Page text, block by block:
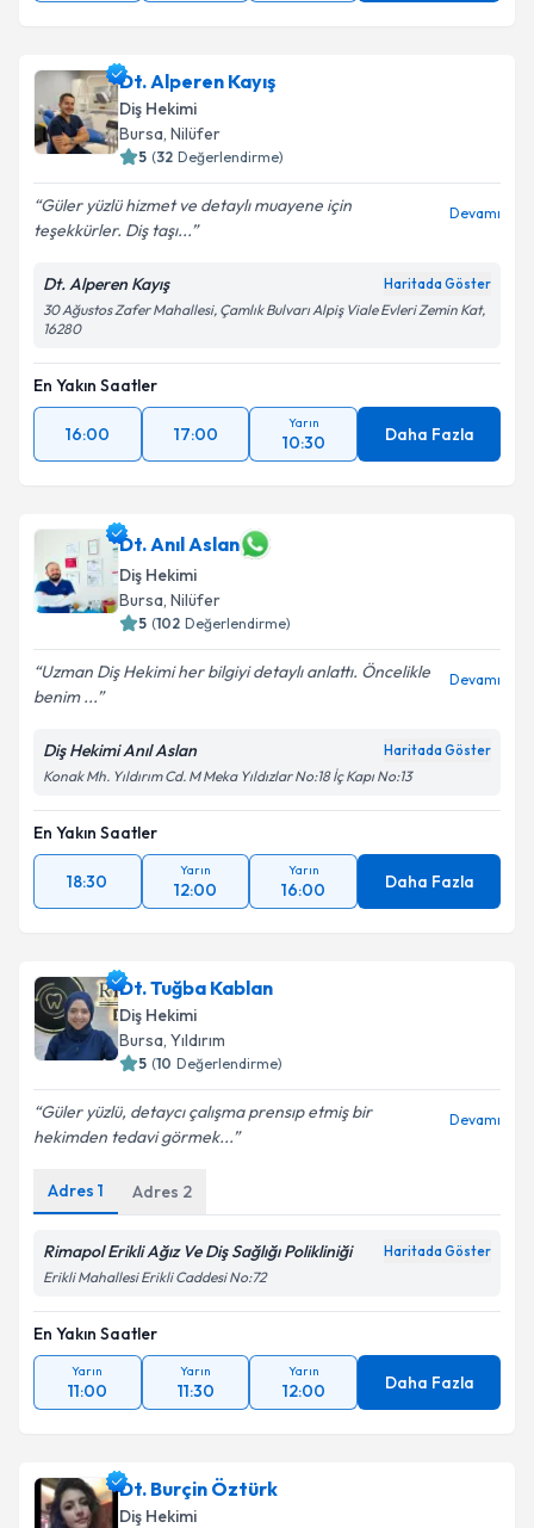
Dt. Alperen Kayış
Diş Hekimi
Bursa, Nilüfer
5 (32 Değerlendirme)
Güler yüzlü hizmet ve detaylı muayene için
teşekkürler. Diş taşı...
Devamı
Dt. Alperen Kayış Haritada Göster
30 Ağustos Zafer Mahallesi, Çamlık Bulvarı Alpiş Viale Evleri Zemin Kat,
16280
En Yakın Saatler
16:00 17:00
Yarın
10:30 Daha Fazla
Dt. Anıl Aslan
Diş Hekimi
Bursa, Nilüfer
5 (102 Değerlendirme)
Uzman Diş Hekimi her bilgiyi detaylı anlattı. Öncelikle
benim ...
Devamı
Diş Hekimi Anıl Aslan Haritada Göster
Konak Mh. Yıldırım Cd. M Meka Yıldızlar No:18 İç Kapı No:13
En Yakın Saatler
18:30
Yarın
12:00
Yarın
16:00 Daha Fazla
Dt. Tuğba Kablan
Diş Hekimi
Bursa, Yıldırım
5 (10 Değerlendirme)
Güler yüzlü, detaycı çalışma prensıp etmiş bir
hekimden tedavi görmek...
Devamı
Adres 1 Adres 2
Rimapol Erikli Ağız Ve Diş Sağlığı Polikliniği Haritada Göster
Erikli Mahallesi Erikli Caddesi No:72
En Yakın Saatler
Yarın
11:00
Yarın
11:30
Yarın
12:00 Daha Fazla
Dt. Burçin Öztürk
Diş Hekimi